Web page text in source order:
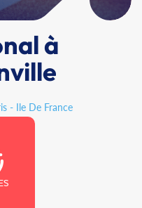
à
- Ile De France